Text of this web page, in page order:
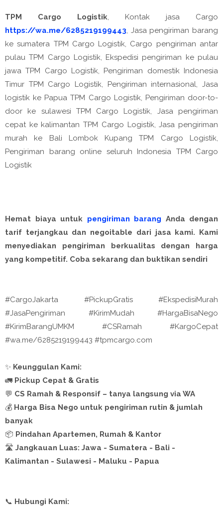
TPM Cargo Logistik, Kontak jasa Cargo
https://wa.me/6285219199443, Jasa pengiriman barang
ke sumatera TPM Cargo Logistik, Cargo pengiriman antar
pulau TPM Cargo Logistik, Ekspedisi pengiriman ke pulau
jawa TPM Cargo Logistik, Pengiriman domestik Indonesia
Timur TPM Cargo Logistik, Pengiriman internasional, Jasa
logistik ke Papua TPM Cargo Logistik, Pengiriman door-to-
door ke sulawesi TPM Cargo Logistik, Jasa pengiriman
cepat ke kalimantan TPM Cargo Logistik, Jasa pengiriman
murah ke Bali Lombok Kupang TPM Cargo Logistik,
Pengiriman barang online seluruh Indonesia TPM Cargo
Logistik
Hemat biaya untuk pengiriman barang Anda dengan
tarif terjangkau dan negoitable dari jasa kami. Kami
menyediakan pengiriman berkualitas dengan harga
yang kompetitif. Coba sekarang dan buktikan sendiri
#CargoJakarta #PickupGratis #EkspedisiMurah
#JasaPengiriman #KirimMudah #HargaBisaNego
#KirimBarangUMKM #CSRamah #KargoCepat
#wa.me/6285219199443 #tpmcargo.com
✨ Keunggulan Kami:
🚛 Pickup Cepat & Gratis
💬 CS Ramah & Responsif – tanya langsung via WA
💰 Harga Bisa Nego untuk pengiriman rutin & jumlah
banyak
📦 Pindahan Apartemen, Rumah & Kantor
🛣️ Jangkauan Luas: Jawa - Sumatera - Bali -
Kalimantan - Sulawesi - Maluku - Papua
📞 Hubungi Kami: